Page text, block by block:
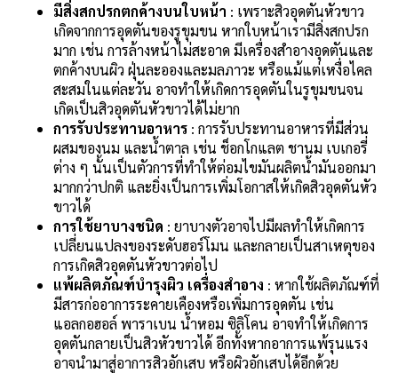
มีสิ่งสกปรกตกค้างบนใบหน้า : เพราะสิวอุดตันหัวขาว
เกิดจากการอุดตันของรูขุมขน หากใบหน้าเรามีสิ่งสกปรก
มาก เช่น การล้างหน้าไม่สะอาด มีเครื่องสำอางอุดตันและ
ตกค้างบนผิว ฝุ่นละอองและมลภาวะ หรือแม้แต่เหงื่อไคล
สะสมในแต่ละวัน อาจทำให้เกิดการอุดตันในรูขุมขนจน
เกิดเป็นสิวอุดตันหัวขาวได้ไม่ยาก
การรับประทานอาหาร : การรับประทานอาหารที่มีส่วน
ผสมของนม และน้ำตาล เช่น ช็อกโกแลต ชานม เบเกอรี่
ต่าง ๆ นั้นเป็นตัวการที่ทำให้ต่อมไขมันผลิตน้ำมันออกมา
มากกว่าปกติ และยิ่งเป็นการเพิ่มโอกาสให้เกิดสิวอุดตันหัว
ขาวได้
การใช้ยาบางชนิด : ยาบางตัวอาจไปมีผลทำให้เกิดการ
เปลี่ยนแปลงของระดับฮอร์โมน และกลายเป็นสาเหตุของ
การเกิดสิวอุดตันหัวขาวต่อไป
แพ้ผลิตภัณฑ์บำรุงผิว เครื่องสำอาง : หากใช้ผลิตภัณฑ์ที่
มีสารก่ออาการระคายเคืองหรือเพิ่มการอุดตัน เช่น
แอลกอฮอล์ พาราเบน น้ำหอม ซิลิโคน อาจทำให้เกิดการ
อุดตันกลายเป็นสิวหัวขาวได้ อีกทั้งหากอาการแพ้รุนแรง
อาจนำมาสู่อาการสิวอักเสบ หรือผิวอักเสบได้อีกด้วย